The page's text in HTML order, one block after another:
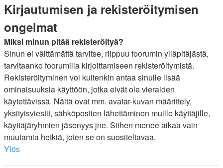
Kirjautumisen ja rekisteröitymisen
ongelmat
Miksi minun pitää rekisteröityä?
Sinun ei välttämättä tarvitse, riippuu foorumin ylläpitäjästä,
tarvitaanko foorumilla kirjoittamiseen rekisteröitymistä.
Rekisteröityminen voi kuitenkin antaa sinulle lisää
ominaisuuksia käyttöön, jotka eivät ole vieraiden
käytettävissä. Näitä ovat mm. avatar-kuvan määrittely,
yksityisviestit, sähköpostien lähettäminen muille käyttäjille,
käyttäjäryhmien jäsenyys jne. Siihen menee aikaa vain
muutamia hetkiä, joten se on suositeltavaa.
Ylös